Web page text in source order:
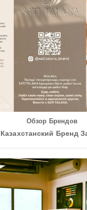
Обзор Брендов
Бренд